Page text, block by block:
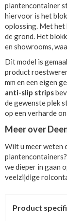
plantencontainer
hiervoor is het
oplossing. Met het
de grond. Het
en showrooms,
Dit model is
product
mm en een eigen
anti-slip strips
de gewenste plek
op een verharde
Meer over
Wilt u meer weten
we dieper in gaan
veelzijdige
Product